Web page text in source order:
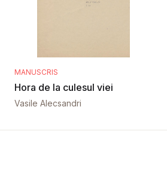
MANUSCRIS
Hora de la culesul viei
Vasile Alecsandri